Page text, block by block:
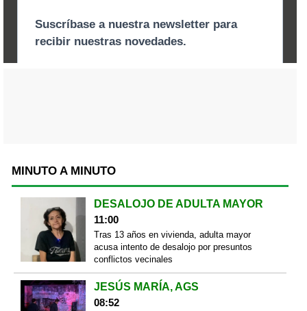
MINUTO A MINUTO
DESALOJO DE ADULTA MAYOR
11:00
Tras 13 años en vivienda, adulta mayor
acusa intento de desalojo por presuntos
conflictos vecinales
JESÚS MARÍA, AGS
08:52